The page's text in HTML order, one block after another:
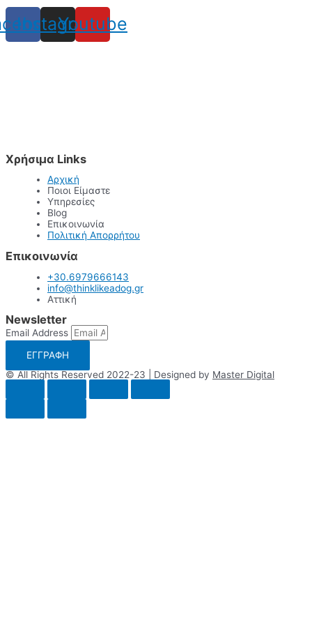
Instagram
Youtube
Χρήσιμα Links
Αρχική
Ποιοι Είμαστε
Υπηρεσίες
Blog
Επικοινωνία
Πολιτική Απορρήτου
Επικοινωνία
+30.6979666143
info@thinklikeadog.gr
Αττική
Newsletter
Email Address
ΕΓΓΡΑΦΗ
© All Rights Reserved 2022-23 | Designed by Master Digital